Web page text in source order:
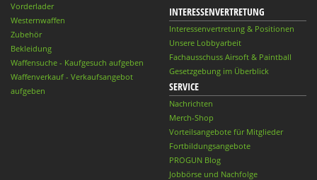
Vorderlader
Westernwaffen
Zubehör
Bekleidung
Waffensuche - Kaufgesuch aufgeben
Waffenverkauf - Verkaufsangebot
aufgeben
INTERESSENVERTRETUNG
Interessenvertretung & Positionen
Unsere Lobbyarbeit
Fachausschuss Airsoft & Paintball
Gesetzgebung im Überblick
SERVICE
Nachrichten
Merch-Shop
Vorteilsangebote für Mitglieder
Fortbildungsangebote
PROGUN Blog
Jobbörse und Nachfolge